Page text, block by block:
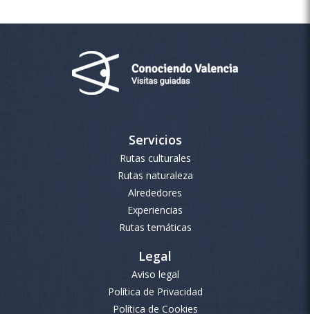
Servicios
Rutas culturales
Rutas naturaleza
Alrededores
Experiencias
Rutas temáticas
Legal
Aviso legal
Política de Privacidad
Política de Cookies